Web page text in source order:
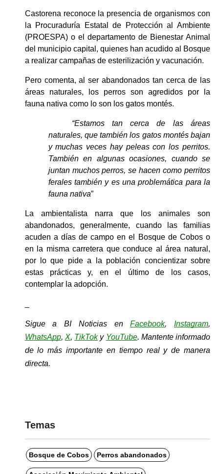
Castorena reconoce la presencia de organismos con
la Procuraduría Estatal de Protección al Ambiente
(PROESPA) o el departamento de Bienestar Animal
del municipio capital, quienes han acudido al Bosque
a realizar campañas de esterilización y vacunación.
Pero comenta, al ser abandonados tan cerca de las
áreas naturales, los perros son agredidos por la
fauna nativa como lo son los gatos montés.
“Estamos tan cerca de las áreas
naturales, que también los gatos montés bajan
y muchas veces hay peleas con los perritos.
También en algunas ocasiones, cuando se
juntan muchos perros, se hacen como perritos
ferales también y es una problemática para la
fauna nativa”
La ambientalista narra que los animales son
abandonados, generalmente, cuando las familias
acuden a días de campo en el Bosque de Cobos o
en la misma carretera que conduce al área natural,
por lo que pide a la población concientizar sobre
estas prácticas y, en el último de los casos,
contemplar la adopción.
Sigue a BI Noticias en Facebook, Instagram,
WhatsApp, X, TikTok y YouTube. Mantente informado
de lo más importante en tiempo real y de manera
directa.
Temas
Bosque de Cobos Perros abandonados